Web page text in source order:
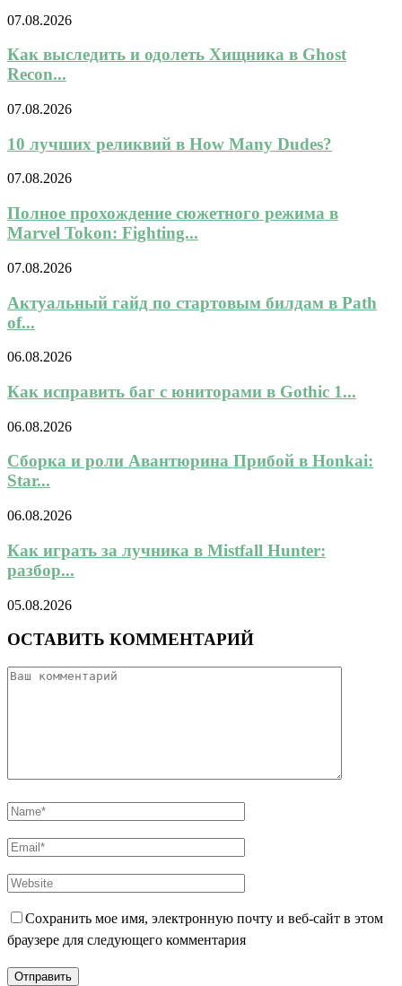
07.08.2026
Как выследить и одолеть Хищника в Ghost
Recon...
07.08.2026
10 лучших реликвий в How Many Dudes?
07.08.2026
Полное прохождение сюжетного режима в
Marvel Tokon: Fighting...
07.08.2026
Актуальный гайд по стартовым билдам в Path
of...
06.08.2026
Как исправить баг с юниторами в Gothic 1...
06.08.2026
Сборка и роли Авантюрина Прибой в Honkai:
Star...
06.08.2026
Как играть за лучника в Mistfall Hunter:
разбор...
05.08.2026
ОСТАВИТЬ КОММЕНТАРИЙ
Сохранить мое имя, электронную почту и веб-сайт в этом
браузере для следующего комментария